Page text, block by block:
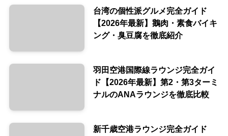
台湾の個性派グルメ完全ガイド
【2026年最新】鵝肉・素食バイキ
ング・臭豆腐を徹底紹介
羽田空港国際線ラウンジ完全ガイ
ド【2026年最新】第2・第3ターミ
ナルのANAラウンジを徹底比較
新千歳空港ラウンジ完全ガイド